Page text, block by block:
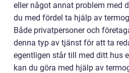
eller något annat problem med
du med fördel ta hjälp av
Både privatpersoner och
denna typ av tjänst för att ta
egentligen står till med ditt hus
kan du göra med hjälp av